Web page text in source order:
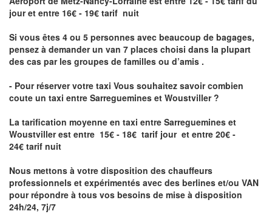
jour et entre 16€ - 19€ tarif nuit
Si vous êtes 4 ou 5 personnes avec beaucoup de bagages,
pensez à demander un van 7 places choisi dans la plupart
des cas par les groupes de familles ou d’amis .
- Pour réserver votre taxi Vous souhaitez savoircombien
coute un taxi entre Sarreguemines et Woustviller ?
La tarification moyenne en taxi entre Sarreguemines et
Woustviller est entre 15€ - 18€ tarif jour et entre 20€ -
24€ tarif nuit
Nous mettons à votre disposition des chauffeurs
professionnels et expérimentés avec des berlines et/ou VAN
pour répondre à tous vos besoins de mise à disposition
24h/24, 7j/7